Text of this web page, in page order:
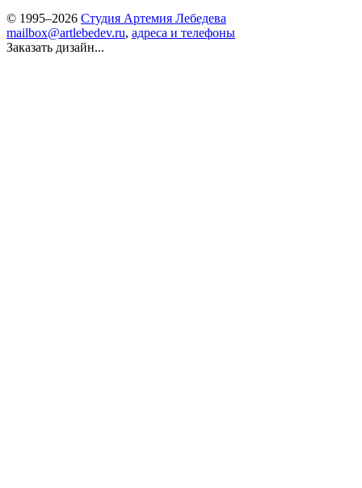
© 1995–2026 Студия Артемия Лебедева
mailbox@artlebedev.ru, адреса и телефоны
Заказать дизайн...